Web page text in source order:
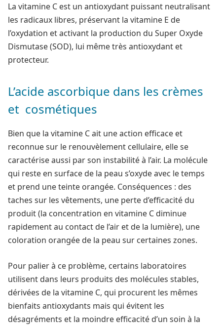
La vitamine C est un antioxydant puissant neutralisant
les radicaux libres, préservant la vitamine E de
l’oxydation et activant la production du Super Oxyde
Dismutase (SOD), lui même très antioxydant et
protecteur.
L’acide ascorbique dans les crèmes
et cosmétiques
Bien que la vitamine C ait une action efficace et
reconnue sur le renouvèlement cellulaire, elle se
caractérise aussi par son instabilité à l’air. La molécule
qui reste en surface de la peau s’oxyde avec le temps
et prend une teinte orangée. Conséquences : des
taches sur les vêtements, une perte d’efficacité du
produit (la concentration en vitamine C diminue
rapidement au contact de l’air et de la lumière), une
coloration orangée de la peau sur certaines zones.
Pour palier à ce problème, certains laboratoires
utilisent dans leurs produits des molécules stables,
dérivées de la vitamine C, qui procurent les mêmes
bienfaits antioxydants mais qui évitent les
désagréments et la moindre efficacité d’un soin à la